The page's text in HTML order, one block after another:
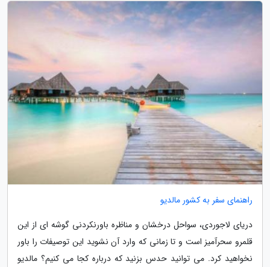
راهنمای سفر به کشور مالدیو
دریای لاجوردی، سواحل درخشان و مناظره باورنکردنی گوشه ای از این
قلمرو سحرآمیز است و تا زمانی که وارد آن نشوید این توصیفات را باور
نخواهید کرد. می توانید حدس بزنید که درباره کجا می کنیم؟ مالدیو